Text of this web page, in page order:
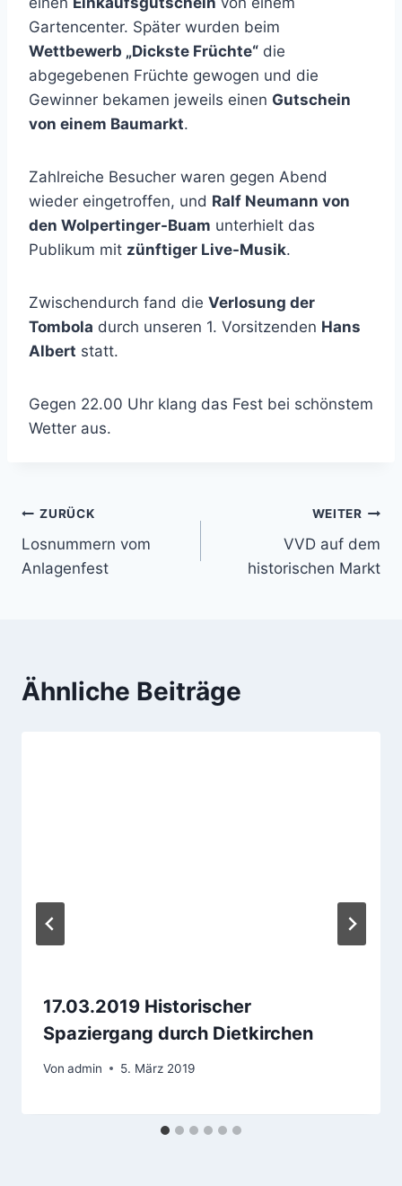
Gartencenter. Später wurden beim
Wettbewerb „Dickste Früchte“ die
abgegebenen Früchte gewogen und die
Gewinner bekamen jeweils einen Gutschein
von einem Baumarkt.
Zahlreiche Besucher waren gegen Abend
wieder eingetroffen, und Ralf Neumann von
den Wolpertinger-Buam unterhielt das
Publikum mit zünftiger Live-Musik.
Zwischendurch fand die Verlosung der
Tombola durch unseren 1. Vorsitzenden Hans
Albert statt.
Gegen 22.00 Uhr klang das Fest bei schönstem
Wetter aus.
Beitragsnavigation
ZURÜCK
Losnummern vom
Anlagenfest
WEITER
VVD auf dem
historischen Markt
Ähnliche Beiträge
17.03.2019 Historischer
Spaziergang durch Dietkirchen
Von admin 5. März 2019